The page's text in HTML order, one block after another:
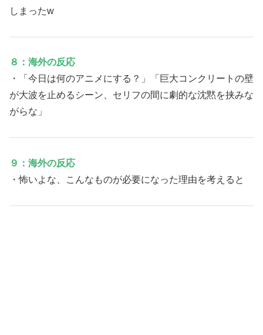
しまったw
８：海外の反応
・「今日は何のアニメにする？」「巨大コンクリートの壁
が大波を止めるシーン、セリフの間に劇的な沈黙を挟みな
がらな」
９：海外の反応
・怖いよな、こんなものが必要になった理由を考えると